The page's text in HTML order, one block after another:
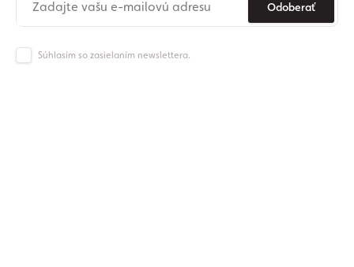
Odoberať
Súhlasím so zasielaním newslettera.